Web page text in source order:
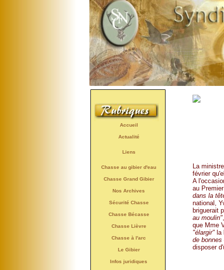
Accueil
Actualité
Liens
Chasse au gibier d'eau
Chasse Grand Gibier
Nos Archives
Sécurité Chasse
Chasse Bécasse
Chasse Lièvre
Chasse à l'arc
Le Gibier
Infos juridiques
La
février
A
au
dans la
national,
briguerait
au moulin"
que Mme
"élargir"
de
disposer